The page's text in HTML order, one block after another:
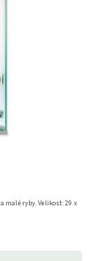
ryby. Velikost: 29 x